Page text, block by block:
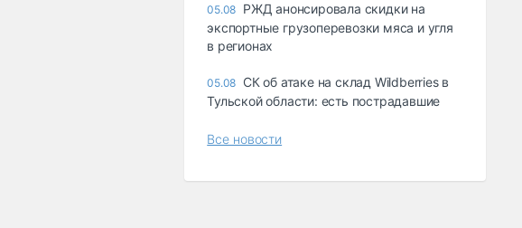
05.08 РЖД анонсировала скидки на
экспортные грузоперевозки мяса и угля
в регионах
05.08 СК об атаке на склад Wildberries в
Тульской области: есть пострадавшие
Все новости